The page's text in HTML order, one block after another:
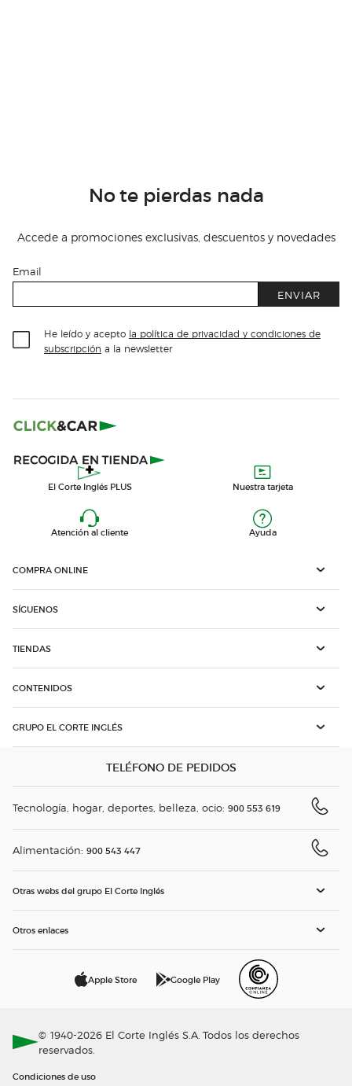
No te pierdas nada
Accede a promociones exclusivas, descuentos y novedades
Email
ENVIAR
He leído y acepto la política de privacidad y condiciones de
subscripción a la newsletter
El Corte Inglés PLUS Nuestra tarjeta
Atención al cliente Ayuda
COMPRA ONLINE
SÍGUENOS
TIENDAS
CONTENIDOS
GRUPO EL CORTE INGLÉS
TELÉFONO DE PEDIDOS
Tecnología, hogar, deportes, belleza, ocio: 900 553 619
Alimentación: 900 543 447
Otras webs del grupo El Corte Inglés
Otros enlaces
Apple Store Google Play
© 1940-2026 El Corte Inglés S.A. Todos los derechos
reservados.
Condiciones de uso